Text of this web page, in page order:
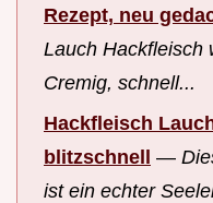
Rezept, neu
Lauch Hackfleisch
Cremig, schnell...
Hackfleisch
blitzschnell —
ist ein echter